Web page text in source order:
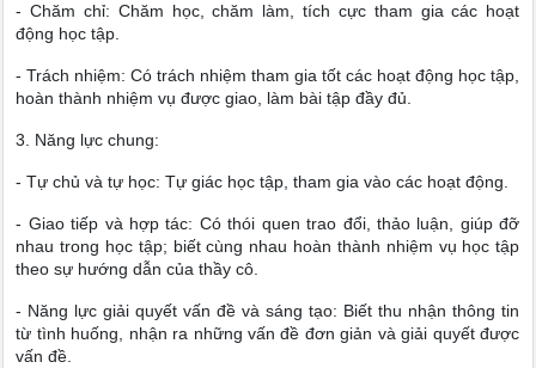
- Chăm chỉ: Chăm học, chăm làm, tích cực tham gia các hoạt
động học tập.
- Trách nhiệm: Có trách nhiệm tham gia tốt các hoạt động học tập,
hoàn thành nhiệm vụ được giao, làm bài tập đầy đủ.
3. Năng lực chung:
- Tự chủ và tự học: Tự giác học tập, tham gia vào các hoạt động.
- Giao tiếp và hợp tác: Có thói quen trao đổi, thảo luận, giúp đỡ
nhau trong học tập; biết cùng nhau hoàn thành nhiệm vụ học tập
theo sự hướng dẫn của thầy cô.
- Năng lực giải quyết vấn đề và sáng tạo: Biết thu nhận thông tin
từ tình huống, nhận ra những vấn đề đơn giản và giải quyết được
vấn đề.